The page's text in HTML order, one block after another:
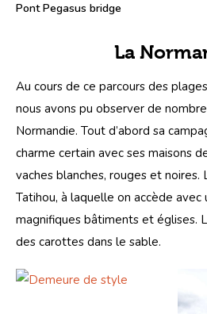
Pont Pegasus bridge
La
Au cours de ce parcours des
nous avons pu observer de
Normandie. Tout d’abord sa
charme certain avec ses maisons
vaches blanches, rouges et noires.
Tatihou, à laquelle on accède
magnifiques bâtiments et églises.
des carottes dans le sable.